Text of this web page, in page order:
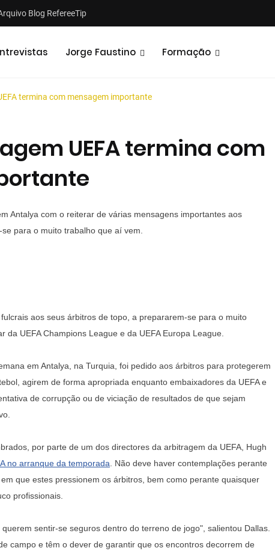
Blog RefereeTip
Jorge Faustino Formação
termina com mensagem importante
UEFA termina com
Antalya com o reiterar de várias mensagens importantes aos
para o muito trabalho que aí vem.
aos seus árbitros de topo, a prepararem-se para o muito
UEFA Champions League e da UEFA Europa League.
em Antalya, na Turquia, foi pedido aos árbitros para protegerem
agirem de forma apropriada enquanto embaixadores da UEFA e
de corrupção ou de viciação de resultados de que sejam
por parte de um dos directores da arbitragem da UEFA, Hugh
no arranque da temporada . Não deve haver contemplações perante
que estes pressionem os árbitros, bem como perante quaisquer
profissionais.
sentir-se seguros dentro do terreno de jogo", salientou Dallas.
campo e têm o dever de garantir que os encontros decorrem de